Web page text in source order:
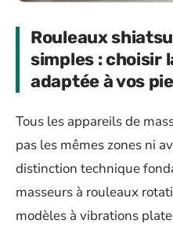
Rouleaux
simples : choisir
adaptée à vos
Tous les appareils de
pas les mêmes zones ni
distinction technique
masseurs à rouleaux
modèles à vibrations